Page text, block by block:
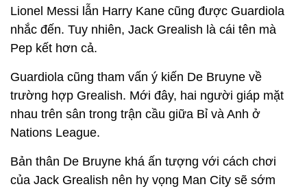
Lionel Messi lẫn Harry Kane cũng được Guardiola
nhắc đến. Tuy nhiên, Jack Grealish là cái tên mà
Pep kết hơn cả.
Guardiola cũng tham vấn ý kiến De Bruyne về
trường hợp Grealish. Mới đây, hai người giáp mặt
nhau trên sân trong trận cầu giữa Bỉ và Anh ở
Nations League.
Bản thân De Bruyne khá ấn tượng với cách chơi
của Jack Grealish nên hy vọng Man City sẽ sớm